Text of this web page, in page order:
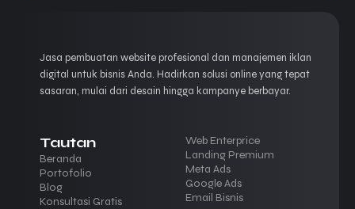
2 Bahasa
Gratis 1 Email Profesional
SEO Basic
Lead Capture Form
Countdown Timer
Back to Top Button
Jasa pembuatan website profesional dan manajemen iklan
digital untuk bisnis Anda. Hadirkan solusi online yang tepat
sasaran, mulai dari desain hingga kampanye berbayar.
Tautan
Beranda
Portofolio
Blog
Konsultasi Gratis
Web Enterprice
Landing Premium
Meta Ads
Google Ads
Email Bisnis